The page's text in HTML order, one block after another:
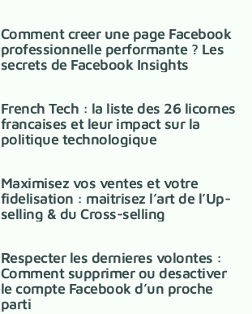
Comment creer une page Facebook
professionnelle performante ? Les
secrets de Facebook Insights
French Tech : la liste des 26 licornes
francaises et leur impact sur la
politique technologique
Maximisez vos ventes et votre
fidelisation : maitrisez l’art de l’Up-
selling & du Cross-selling
Respecter les dernieres volontes :
Comment supprimer ou desactiver
le compte Facebook d’un proche
parti